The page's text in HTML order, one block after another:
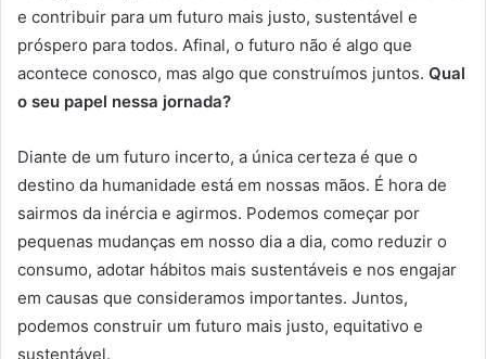
e contribuir para um futuro mais justo, sustentável e
próspero para todos. Afinal, o futuro não é algo que
acontece conosco, mas algo que construímos juntos. Qual
o seu papel nessa jornada?
Diante de um futuro incerto, a única certeza é que o
destino da humanidade está em nossas mãos. É hora de
sairmos da inércia e agirmos. Podemos começar por
pequenas mudanças em nosso dia a dia, como reduzir o
consumo, adotar hábitos mais sustentáveis e nos engajar
em causas que consideramos importantes. Juntos,
podemos construir um futuro mais justo, equitativo e
sustentável.